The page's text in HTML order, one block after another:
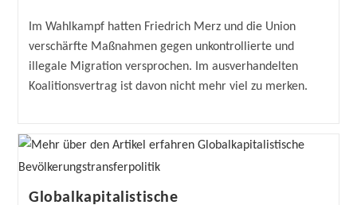
Im Wahlkampf hatten Friedrich Merz und die Union
verschärfte Maßnahmen gegen unkontrollierte und
illegale Migration versprochen. Im ausverhandelten
Koalitionsvertrag ist davon nicht mehr viel zu merken.
Globalkapitalistische